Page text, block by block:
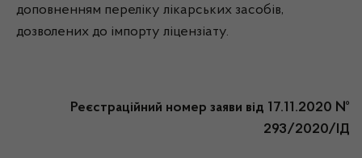
доповненням переліку лікарських засобів,
дозволених до імпорту ліцензіату.
Реєстраційний номер заяви від 17.11.2020 №
293/2020/ІД